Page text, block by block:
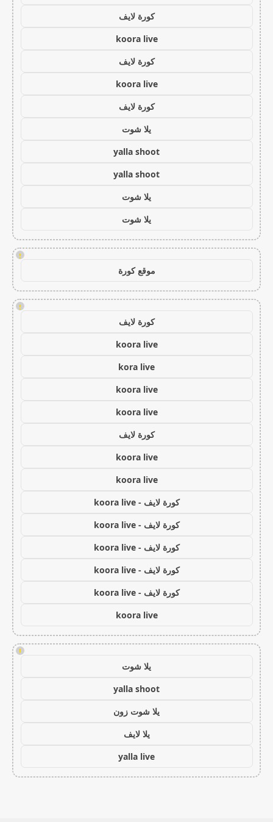
كورة لايف
koora live
كورة لايف
koora live
كورة لايف
يلا شوت
yalla shoot
yalla shoot
يلا شوت
يلا شوت
!
موقع كورة
!
كورة لايف
koora live
kora live
koora live
koora live
كورة لايف
koora live
koora live
كورة لايف - koora live
كورة لايف - koora live
كورة لايف - koora live
كورة لايف - koora live
كورة لايف - koora live
koora live
!
يلا شوت
yalla shoot
يلا شوت زون
يلا لايف
yalla live